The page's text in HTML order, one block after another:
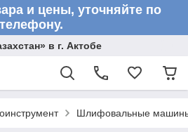
и цены, уточняйте по
телефону.
в г. Актобе
Шлифовальные